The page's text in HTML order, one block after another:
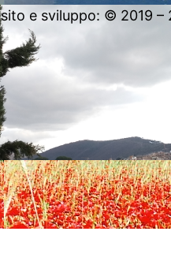
sito e sviluppo: © 2019